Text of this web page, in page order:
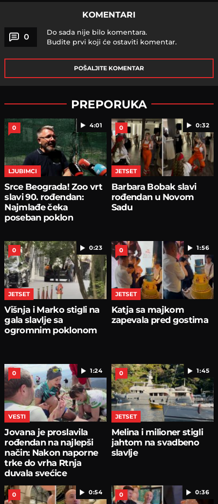
KOMENTARI
0
Do sada nije bilo komentara.
Budite prvi koji će ostaviti komentar.
POŠALJITE KOMENTAR
PREPORUKA
4:01
0
LJUBIMCI
Srce Beograda! Zoo vrt
slavi 90. rođendan:
Najmlađe čeka
poseban poklon
0:32
0
JETSET
Barbara Bobak slavi
rođendan u Novom
Sadu
0:23
0
JETSET
Višnja i Marko stigli na
gala slavlje sa
ogromnim poklonom
1:56
0
JETSET
Katja sa majkom
zapevala pred gostima
1:24
0
VESTI
Jovana je proslavila
rođendan na najlepši
način: Nakon naporne
trke do vrha Rtnja
duvala svećice
1:45
0
JETSET
Melina i milioner stigli
jahtom na svadbeno
slavlje
0:54
0 0:36
0